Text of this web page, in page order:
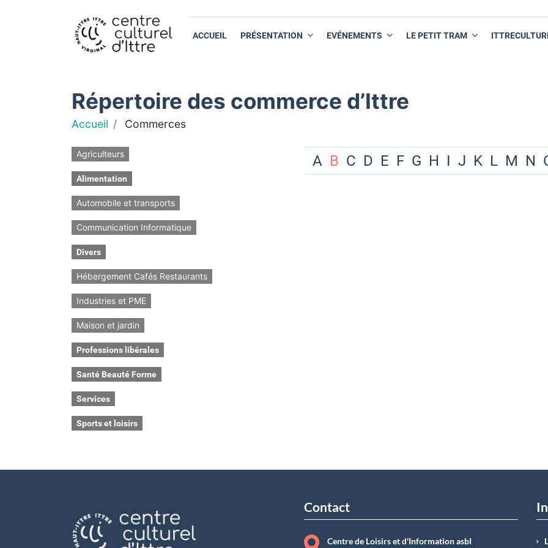
ACCUEIL PRÉSENTATION EVÉNEMENTS LE PETIT TRAM
Répertoire des commerce d’Ittre
Accueil Commerces
Agriculteurs
Alimentation
Automobile et transports
Communication Informatique
Divers
Hébergement Cafés Restaurants
Industries et PME
Maison et jardin
Professions libérales
Santé Beauté Forme
Services
Sports et loisirs
A B C D E F G H I J K L M N
Contact
Centre de Loisirs et d'Information asbI